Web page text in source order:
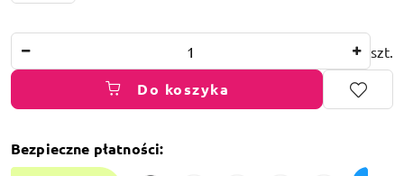
szt.
Do koszyka
Bezpieczne płatności: